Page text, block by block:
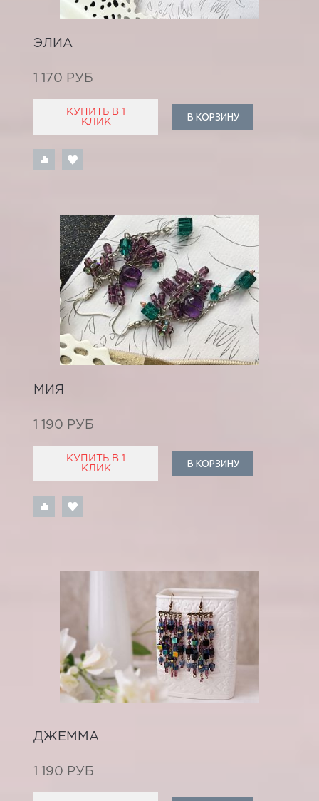
ЭЛИА
1 170 РУБ
КУПИТЬ В 1
КЛИК
В КОРЗИНУ
МИЯ
1 190 РУБ
КУПИТЬ В 1
КЛИК
В КОРЗИНУ
ДЖЕММА
1 190 РУБ